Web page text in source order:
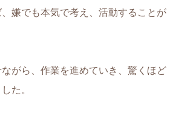
嫌でも本気で考え、活動することが
がら、作業を進めていき、驚くほど
た。